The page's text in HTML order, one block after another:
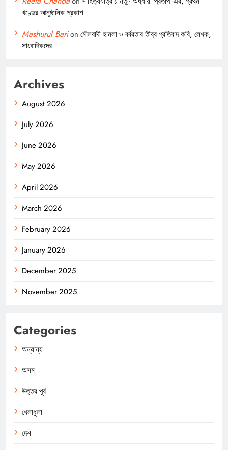
খণ্ডের আনুষ্ঠানিক প্রকাশ
Mashurul Barion মৌলবাদী হামলা ও বর্বরতার তীব্র প্রতিবাদ কবি, লেখক,
সাংবাদিকদের
Archives
August 2026
July 2026
June 2026
May 2026
April 2026
March 2026
February 2026
January 2026
December 2025
November 2025
Categories
অন্যান্য
অসম
উত্তর পূর্ব
খেলাধুলা
দেশ